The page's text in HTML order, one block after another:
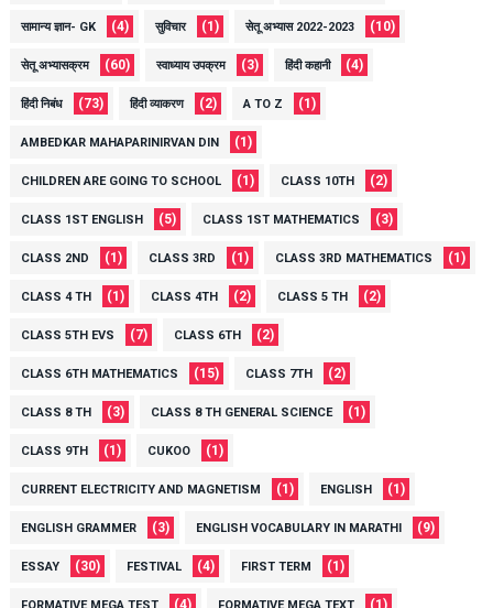
सामान्य ज्ञान- GK (4) सुविचार (1) सेतू अभ्यास 2022-2023 (10)
सेतू अभ्यासक्रम (60) स्वाध्याय उपक्रम (3) हिंदी कहानी (4)
हिंदी निबंध (73) हिंदी व्याकरण (2) A TO Z (1)
AMBEDKAR MAHAPARINIRVAN DIN (1)
CHILDREN ARE GOING TO SCHOOL (1) CLASS 10TH (2)
CLASS 1ST ENGLISH (5) CLASS 1ST MATHEMATICS (3)
CLASS 2ND (1) CLASS 3RD (1) CLASS 3RD MATHEMATICS (1)
CLASS 4 TH (1) CLASS 4TH (2) CLASS 5 TH (2)
CLASS 5TH EVS (7) CLASS 6TH (2)
CLASS 6TH MATHEMATICS (15) CLASS 7TH (2)
CLASS 8 TH (3) CLASS 8 TH GENERAL SCIENCE (1)
CLASS 9TH (1) CUKOO (1)
CURRENT ELECTRICITY AND MAGNETISM (1) ENGLISH (1)
ENGLISH GRAMMER (3) ENGLISH VOCABULARY IN MARATHI (9)
ESSAY (30) FESTIVAL (4) FIRST TERM (1)
FORMATIVE MEGA TEST (4) FORMATIVE MEGA TEXT (1)